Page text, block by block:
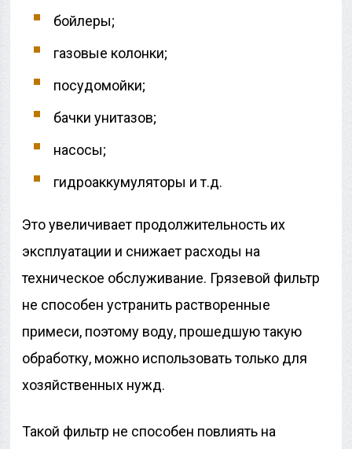
бойлеры;
газовые колонки;
посудомойки;
бачки унитазов;
насосы;
гидроаккумуляторы и т.д.
Это увеличивает продолжительность их
эксплуатации и снижает расходы на
техническое обслуживание. Грязевой фильтр
не способен устранить растворенные
примеси, поэтому воду, прошедшую такую
обработку, можно использовать только для
хозяйственных нужд.
Такой фильтр не способен повлиять на